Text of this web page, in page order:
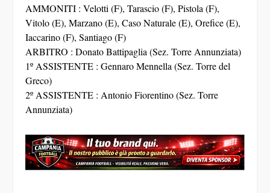
AMMONITI : Velotti (F), Tarascio (F), Pistola (F),
Vitolo (E), Marzano (E), Caso Naturale (E), Orefice (E),
Iaccarino (F), Santiago (F)
ARBITRO : Donato Battipaglia (Sez. Torre Annunziata)
1º ASSISTENTE : Gennaro Mennella (Sez. Torre del
Greco)
2º ASSISTENTE : Antonio Fiorentino (Sez. Torre
Annunziata)